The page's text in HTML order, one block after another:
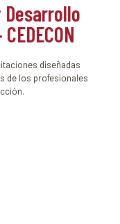
diseñadas
de los profesionales